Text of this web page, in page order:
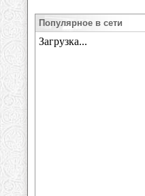
Популярное в сети